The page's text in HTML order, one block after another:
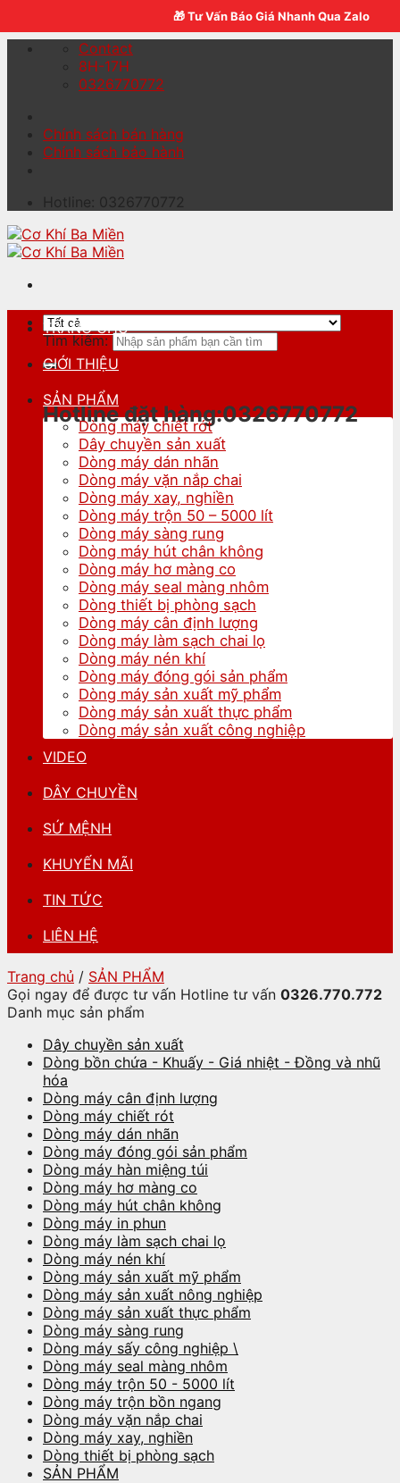
Contact
8H-17H
0326770772
Chính sách bán hàng
Chính sách bảo hành
Hotline: 0326770772
Tìm kiếm:
Hotline đặt hàng:0326770772
TRANG CHỦ
GIỚI THIỆU
SẢN PHẨM
Dòng máy chiết rót
Dây chuyền sản xuất
Dòng máy dán nhãn
Dòng máy vặn nắp chai
Dòng máy xay, nghiền
Dòng máy trộn 50 – 5000 lít
Dòng máy sàng rung
Dòng máy hút chân không
Dòng máy hơ màng co
Dòng máy seal màng nhôm
Dòng thiết bị phòng sạch
Dòng máy cân định lượng
Dòng máy làm sạch chai lọ
Dòng máy nén khí
Dòng máy đóng gói sản phẩm
Dòng máy sản xuất mỹ phẩm
Dòng máy sản xuất thực phẩm
Dòng máy sản xuất công nghiệp
VIDEO
DÂY CHUYỀN
SỨ MỆNH
KHUYẾN MÃI
TIN TỨC
LIÊN HỆ
Trang chủ / SẢN PHẨM
Gọi ngay để được tư vấn Hotline tư vấn 0326.770.772
Danh mục sản phẩm
Dây chuyền sản xuất
Dòng bồn chứa - Khuấy - Giá nhiệt - Đồng và nhũ
hóa
Dòng máy cân định lượng
Dòng máy chiết rót
Dòng máy dán nhãn
Dòng máy đóng gói sản phẩm
Dòng máy hàn miệng túi
Dòng máy hơ màng co
Dòng máy hút chân không
Dòng máy in phun
Dòng máy làm sạch chai lọ
Dòng máy nén khí
Dòng máy sản xuất mỹ phẩm
Dòng máy sản xuất nông nghiệp
Dòng máy sản xuất thực phẩm
Dòng máy sàng rung
Dòng máy sấy công nghiệp \
Dòng máy seal màng nhôm
Dòng máy trộn 50 - 5000 lít
Dòng máy trộn bồn ngang
Dòng máy vặn nắp chai
Dòng máy xay, nghiền
Dòng thiết bị phòng sạch
SẢN PHẨM
🎁 Tư Vấn Báo Giá Nhanh Qua Zalo